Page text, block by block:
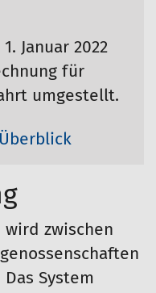
Januar 2022
für
umgestellt.
wird zwischen
System